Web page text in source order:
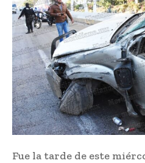
Fue la tarde de este